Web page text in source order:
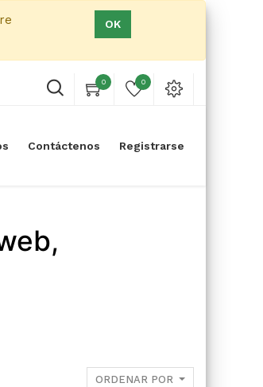
OK
0 0
Contáctenos Registrarse
ORDENAR POR